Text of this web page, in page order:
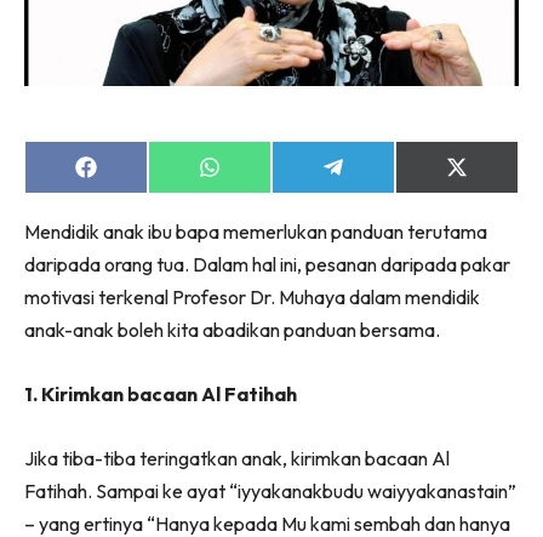
Share
on
Share
on
Share
on
Share
on
(Twitter)
Mendidik anak ibu bapa memerlukan panduan terutama
daripada orang tua. Dalam hal ini, pesanan daripada pakar
motivasi terkenal Profesor Dr. Muhaya dalam mendidik
anak-anak boleh kita abadikan panduan bersama.
1. Kirimkan bacaan Al Fatihah
Jika tiba-tiba teringatkan anak, kirimkan bacaan Al
Fatihah. Sampai ke ayat “iyyakanakbudu waiyyakanastain”
– yang ertinya “Hanya kepada Mu kami sembah dan hanya